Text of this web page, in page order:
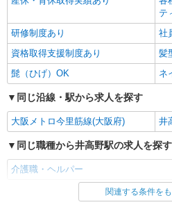
テ
研修制度あり
社
資格取得支援制度あり
髪
髭（ひげ）OK
ネ
同じ沿線・駅から求人を探す
大阪メトロ今里筋線(大阪府) 井
同じ職種から井高野駅の求人を探す
介護職・ヘルパー
同じ雇用形態から井高野駅の求人
関連する条件を